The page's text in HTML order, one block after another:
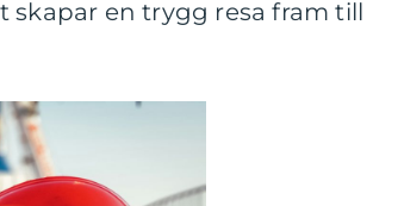
skapar en trygg resa fram till